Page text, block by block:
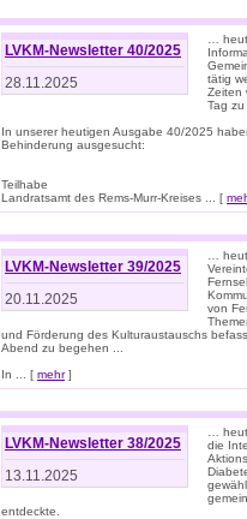
LVKM-Newsletter 40/2025
28.11.2025
…
tätig
Zeiten
Tag
In unserer heutigen Ausgabe 40/2025
Behinderung ausgesucht:
Teilhabe
Landratsamt des Rems-Murr-Kreises ... [
LVKM-Newsletter 39/2025
20.11.2025
…
von
und Förderung des Kulturaustauschs
Abend zu begehen ...
In ... [ mehr]
LVKM-Newsletter 38/2025
13.11.2025
…
die
entdeckte.